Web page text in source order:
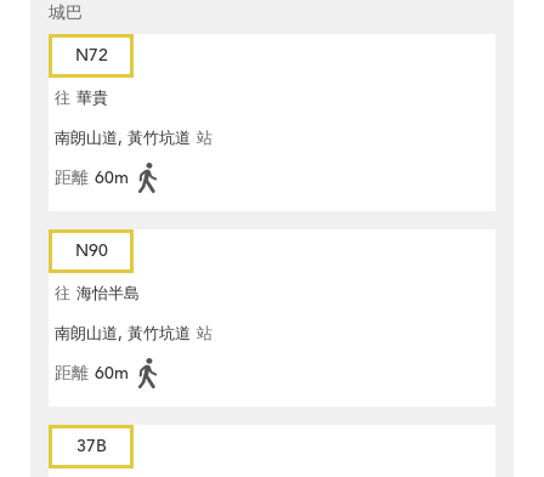
城巴
N72
往 華貴
南朗山道, 黃竹坑道 站
距離 60m
N90
往 海怡半島
南朗山道, 黃竹坑道 站
距離 60m
37B